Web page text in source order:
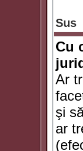
Sus
Cu
Ar
şi
ar